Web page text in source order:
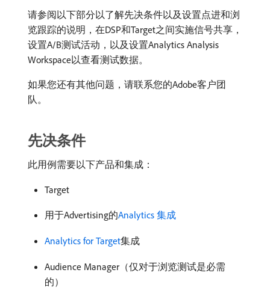
请参阅以下部分以了解先决条件以及设置点进和浏
览跟踪的说明，在DSP和Target之间实施信号共享，
设置A/B测试活动，以及设置Analytics Analysis
Workspace以查看测试数据。
如果您还有其他问题，请联系您的Adobe客户团
队。
先决条件
此用例需要以下产品和集成：
Target
用于Advertising的Analytics 集成
Analytics for Target集成
Audience Manager（仅对于浏览测试是必需
的）